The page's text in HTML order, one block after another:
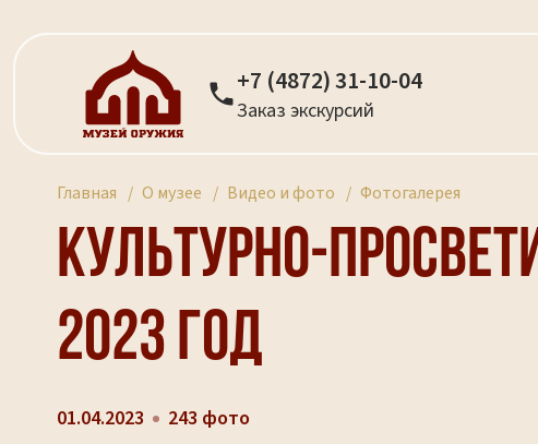
+7 (4872) 31-10-04
Заказ экскурсий
Главная О музее Видео и фото Фотогалерея
Культурно-
2023 год
01.04.2023 243 фото